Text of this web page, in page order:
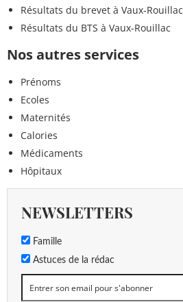
Résultats du brevet à Vaux-Rouillac
Résultats du BTS à Vaux-Rouillac
Nos autres services
Prénoms
Ecoles
Maternités
Calories
Médicaments
Hôpitaux
NEWSLETTERS
Famille
Astuces de la rédac